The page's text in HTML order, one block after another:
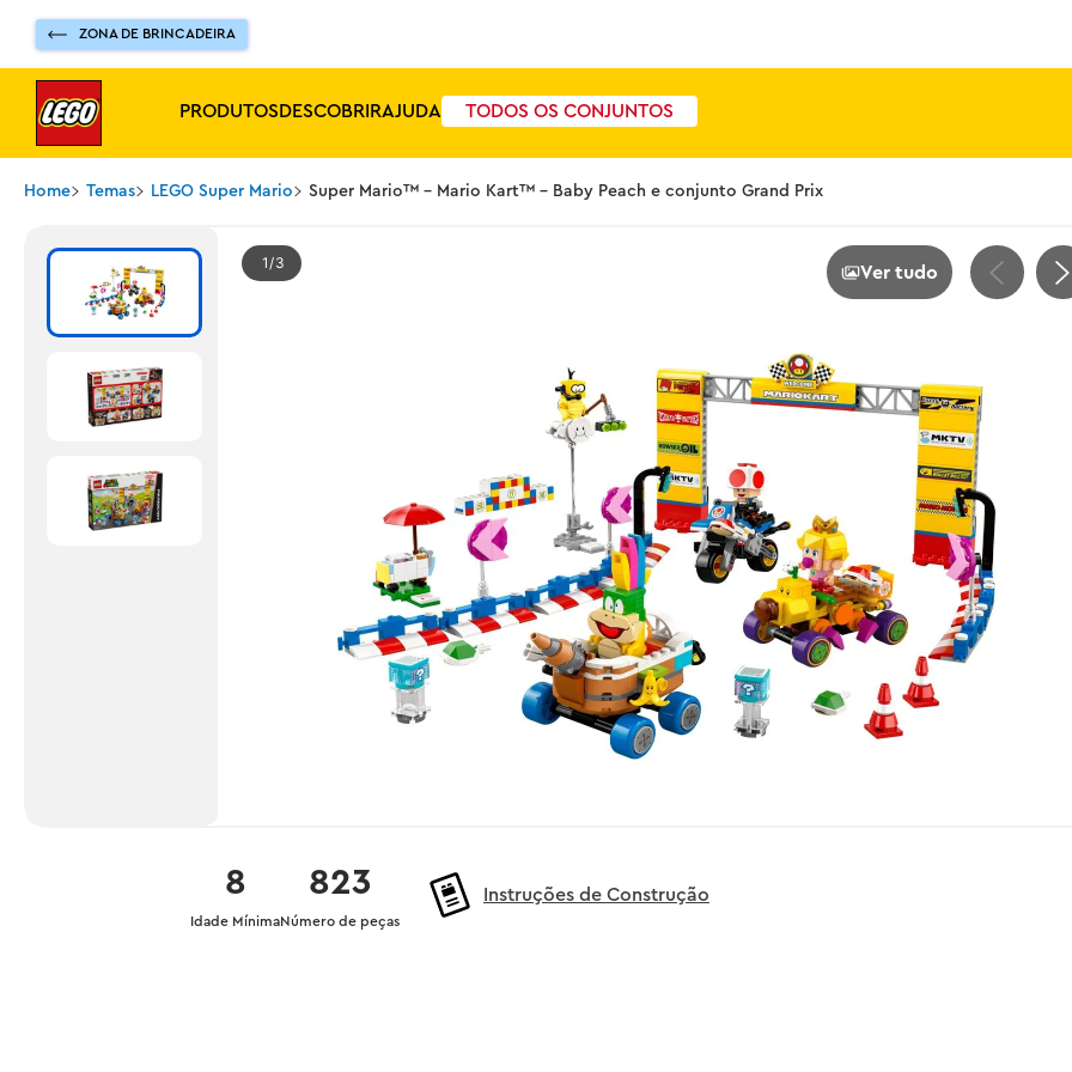
ZONA DE BRINCADEIRA
PRODUTOSDESCOBRIRAJUDA TODOS OS CONJUNTOS
Home Temas LEGO Super Mario Super Mario™ - Mario Kart™ – Baby Peach e conjunto Grand Prix
1 3 Ver tudo
823
Número de peças
8
Idade Mínima
Instruções de Construção